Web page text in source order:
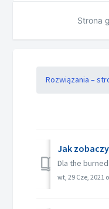
Strona
Rozwiązania –
Jak
Dla the
wt, 29 Cze, 2021